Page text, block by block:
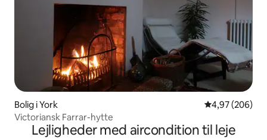
Bolig i York 4,97 ud af 5 i
4,97 (206)
Victoriansk Farrar-hytte
Lejligheder med aircondition til leje